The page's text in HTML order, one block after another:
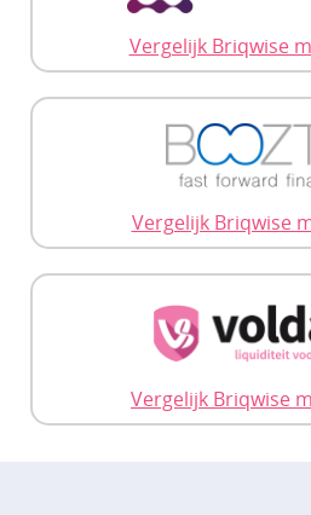
Vergelijk Briqwise
Vergelijk Briqwise
Vergelijk Briqwise